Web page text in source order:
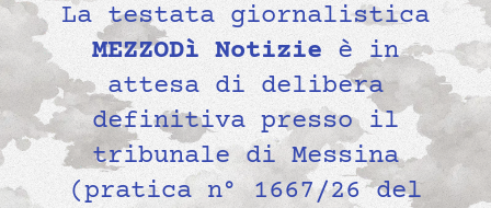
La testata giornalistica
MEZZODì Notizie è in
attesa di delibera
definitiva presso il
tribunale di Messina
(pratica n° 1667/26 del